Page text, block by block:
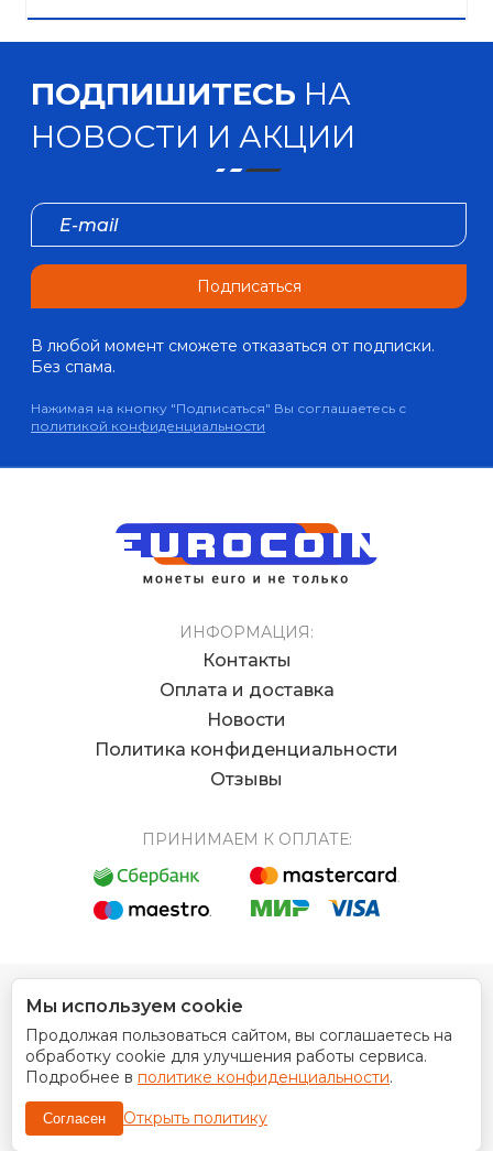
ПОДПИШИТЕСЬ НА
НОВОСТИ И АКЦИИ
Подписаться
В любой момент сможете отказаться от подписки.
Без спама.
Нажимая на кнопку "Подписаться" Вы соглашаетесь с
политикой конфиденциальности
ИНФОРМАЦИЯ:
Контакты
Оплата и доставка
Новости
Политика конфиденциальности
Отзывы
ПРИНИМАЕМ К ОПЛАТЕ:
© 2012 - 2026 Интернет магазин EUROCOIN
Дизайн сайта
Мы используем cookie
Продолжая пользоваться сайтом, вы соглашаетесь на
обработку cookie для улучшения работы сервиса.
Подробнее в политике конфиденциальности.
Согласен Открыть политику